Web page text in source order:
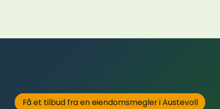
Få et tilbud fra en eiendomsmegler i Austevoll